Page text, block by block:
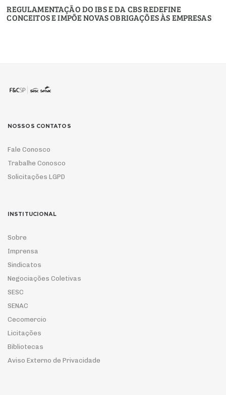
REGULAMENTAÇÃO DO IBS E DA CBS REDEFINE
CONCEITOS E IMPÕE NOVAS OBRIGAÇÕES ÀS EMPRESAS
NOSSOS CONTATOS
Fale Conosco
Trabalhe Conosco
Solicitações LGPD
INSTITUCIONAL
Sobre
Imprensa
Sindicatos
Negociações Coletivas
SESC
SENAC
Cecomercio
Licitações
Bibliotecas
Aviso Externo de Privacidade